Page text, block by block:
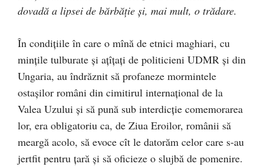
dovadă a lipsei de bărbăție și, mai mult, o trădare.
În condițiile în care o mînă de etnici maghiari, cu
mințile tulburate și ațîțați de politicieni UDMR și din
Ungaria, au îndrăznit să profaneze mormintele
ostașilor români din cimitirul internațional de la
Valea Uzului și să pună sub interdicție comemorarea
lor, era obligatoriu ca, de Ziua Eroilor, românii să
meargă acolo, să evoce cît le datorăm celor care s-au
jertfit pentru țară și să oficieze o slujbă de pomenire.